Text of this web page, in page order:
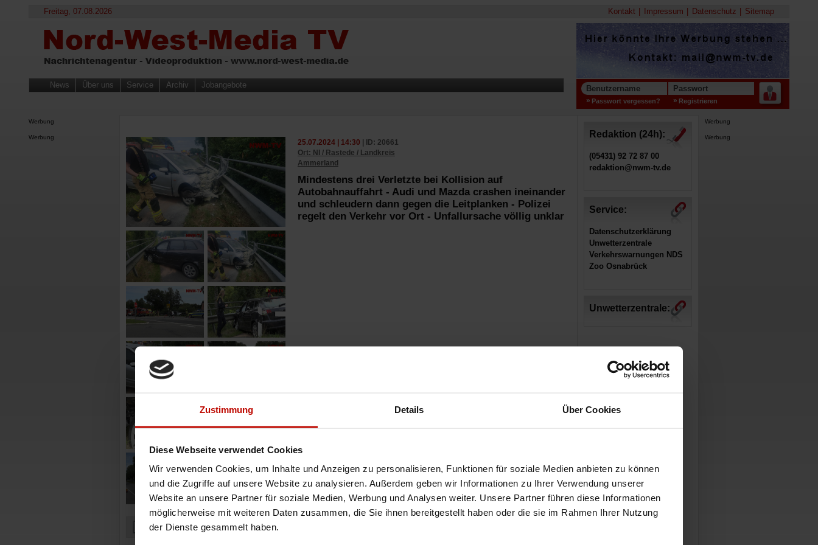
Zustimmung Details Über Cookies
Diese Webseite verwendet Cookies
Wir verwenden Cookies, um Inhalte und Anzeigen zu personalisieren, Funktionen für soziale Medien anbieten zu können
und die Zugriffe auf unsere Website zu analysieren. Außerdem geben wir Informationen zu Ihrer Verwendung unserer
Website an unsere Partner für soziale Medien, Werbung und Analysen weiter. Unsere Partner führen diese Informationen
möglicherweise mit weiteren Daten zusammen, die Sie ihnen bereitgestellt haben oder die sie im Rahmen Ihrer Nutzung
der Dienste gesammelt haben.
Freitag, 07.08.2026 Kontakt Impressum Datenschutz Sitemap
News Über uns Service Archiv Jobangebote Benutzername Passwort
Passwort vergessen? Registrieren
Werbung
Werbung
25.07.2024 | 14:30 | ID: 20661
Ort: NI / Rastede / Landkreis
Ammerland
Mindestens drei Verletzte bei Kollision auf
Autobahnauffahrt - Audi und Mazda crashen ineinander
und schleudern dann gegen die Leitplanken - Polizei
regelt den Verkehr vor Ort - Unfallursache völlig unklar
Zurück zur Übersicht
Redaktion (24h):
(05431) 92 72 87 00
redaktion@nwm-tv.de
Service:
Datenschutzerklärung
Unwetterzentrale
Verkehrswarnungen NDS
Zoo Osnabrück
Unwetterzentrale:
Werbung
Werbung